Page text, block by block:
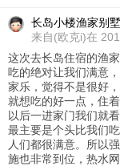
长岛小楼渔家别墅
来自(欧克i)在
这次去长岛住宿的渔
吃的绝对让我们满意
家乐，觉得不是很好
就想吃的好一点，住
以后一进家门我们就
最主要是个头比我们
人们都很满意。所以
施也非常到位，热水